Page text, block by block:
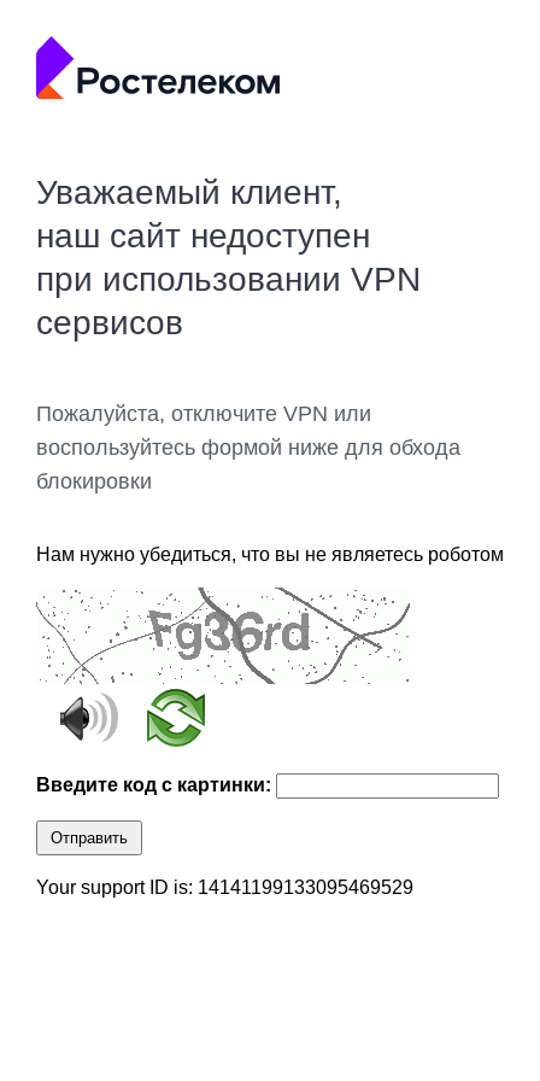
Уважаемый клиент,
наш сайт недоступен
при использовании VPN
сервисов
Пожалуйста, отключите VPN или
воспользуйтесь формой ниже для обхода
блокировки
Нам нужно убедиться, что вы не являетесь роботом
Введите код с картинки:
Отправить
Your support ID is: 14141199133095469529